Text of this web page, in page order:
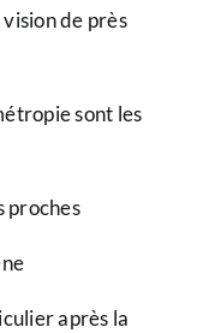
de près
sont les
proches
après la